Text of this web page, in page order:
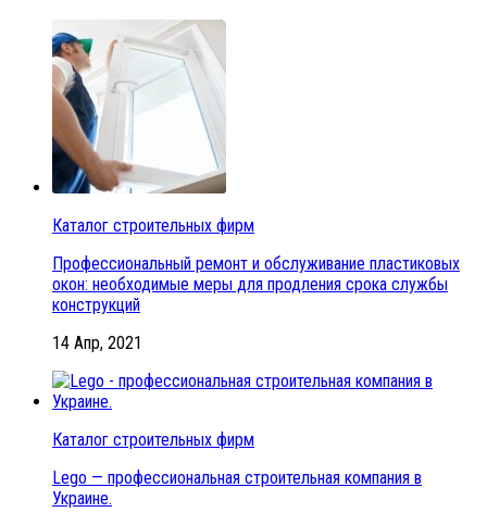
Каталог строительных фирм
Профессиональный ремонт и обслуживание пластиковых
окон: необходимые меры для продления срока службы
конструкций
14 Апр, 2021
Каталог строительных фирм
Lego — профессиональная строительная компания в
Украине.